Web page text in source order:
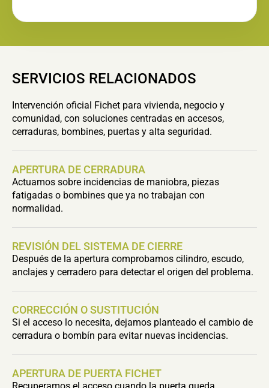
SERVICIOS RELACIONADOS
Intervención oficial Fichet para vivienda, negocio y
comunidad, con soluciones centradas en accesos,
cerraduras, bombines, puertas y alta seguridad.
APERTURA DE CERRADURA
Actuamos sobre incidencias de maniobra, piezas
fatigadas o bombines que ya no trabajan con
normalidad.
REVISIÓN DEL SISTEMA DE CIERRE
Después de la apertura comprobamos cilindro, escudo,
anclajes y cerradero para detectar el origen del problema.
CORRECCIÓN O SUSTITUCIÓN
Si el acceso lo necesita, dejamos planteado el cambio de
cerradura o bombín para evitar nuevas incidencias.
APERTURA DE PUERTA FICHET